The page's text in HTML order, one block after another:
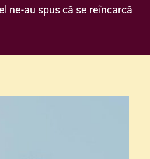
ne-au spus că se reîncarcă